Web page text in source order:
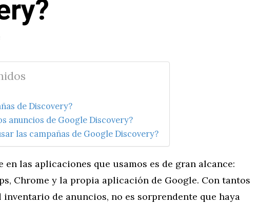
de Discovery?
anuncios de Google Discovery?
las campañas de Google Discovery?
en las aplicaciones que usamos es de gran alcance:
Chrome y la propia aplicación de Google. Con tantos
inventario de anuncios, no es sorprendente que haya